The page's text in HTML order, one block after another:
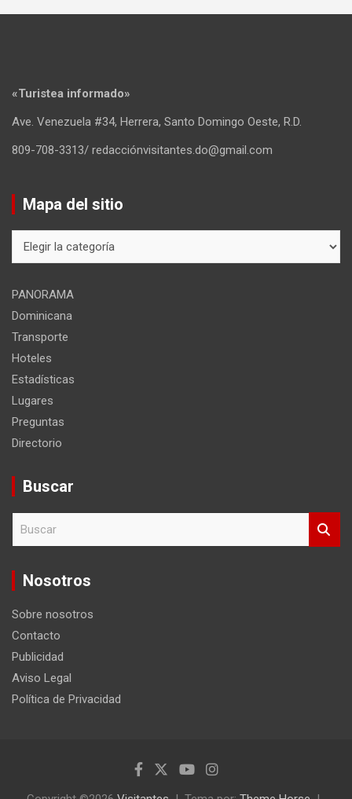
«Turistea informado»
Ave. Venezuela #34, Herrera, Santo Domingo Oeste, R.D.
809-708-3313/ redacciónvisitantes.do@gmail.com
Mapa del sitio
del
PANORAMA
Dominicana
Transporte
Hoteles
Estadísticas
Lugares
Preguntas
Directorio
Buscar
c
Nosotros
Sobre nosotros
Contacto
Publicidad
Aviso Legal
Política de Privacidad